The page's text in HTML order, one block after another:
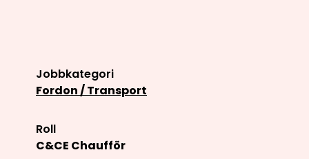
Jobbkategori
Fordon / Transport
Roll
C&CE Chaufför